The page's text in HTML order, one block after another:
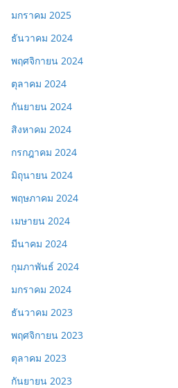
มกราคม 2025
ธันวาคม 2024
พฤศจิกายน 2024
ตุลาคม 2024
กันยายน 2024
สิงหาคม 2024
กรกฎาคม 2024
มิถุนายน 2024
พฤษภาคม 2024
เมษายน 2024
มีนาคม 2024
กุมภาพันธ์ 2024
มกราคม 2024
ธันวาคม 2023
พฤศจิกายน 2023
ตุลาคม 2023
กันยายน 2023